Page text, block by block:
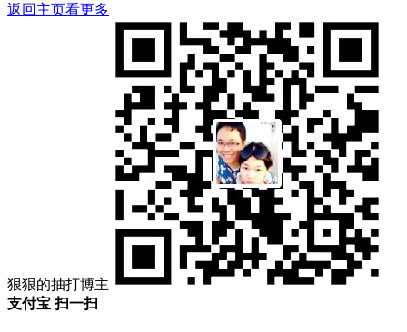
返回主页看更多
狠狠的抽打博主
支付宝 扫一扫